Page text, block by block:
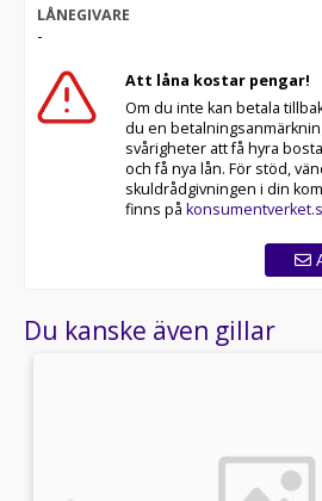
LÅNEGIVARE
-
Att låna kostar pengar!
Om du inte kan betala
du en
svårigheter att få hyra
och få nya lån. För stöd,
skuldrådgivningen i din
finns på
Du kanske även gillar